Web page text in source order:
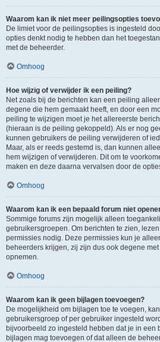
Waarom kan ik niet meer peilingsopties
De limiet voor de peilingsopties is ingesteld
opties denkt nodig te hebben dan het
met de beheerder.
Omhoog
Hoe wijzig of verwijder ik een peiling?
Net zoals bij de berichten kan een peiling
degene die hem gemaakt heeft, en door een
peiling te wijzigen moet je het allereerste
(hieraan is de peiling gekoppeld). Als er nog
kunnen gebruikers de peiling verwijderen of
Maar, als er reeds gestemd is, dan kunnen
hem wijzigen of verwijderen. Dit om te
maken en deze daarna vervalsen door de
Omhoog
Waarom kan ik een bepaald forum niet
Sommige forums zijn mogelijk alleen
gebruikersgroepen. Om berichten te zien,
permissies nodig. Deze permissies kun je
beheerders krijgen, zij zijn dus ook degene
opnemen.
Omhoog
Waarom kan ik geen bijlagen toevoegen?
De mogelijkheid om bijlagen toe te voegen,
gebruikersgroep of per gebruiker ingesteld
bijvoorbeeld zo ingesteld hebben dat je in een
bijlagen mag toevoegen of dat alleen de